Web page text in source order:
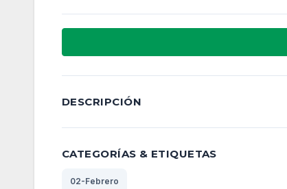
DESCRIPCIÓN
CATEGORÍAS & ETIQUETAS
02-Febrero